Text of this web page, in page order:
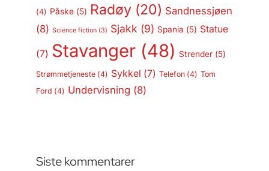
(4) Påske(5) Radøy(20) Sandnessjøen
(8) Science fiction(3) Sjakk (9) Spania (5) Statue
(7) Stavanger(48) Strender(5)
Strømmetjeneste(4) Sykkel (7) Telefon(4) Tom
Ford (4) Undervisning (8)
Siste kommentarer